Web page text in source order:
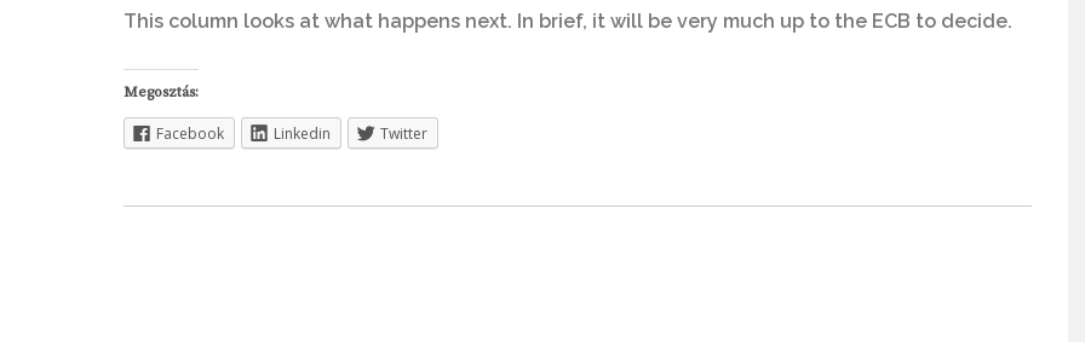
This column looks at what happens next. In brief, it will be very much up to the ECB to decide.
Megosztás:
Facebook Linkedin Twitter